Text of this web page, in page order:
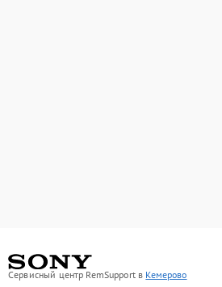
Сервисный центр RemSupport в Кемерово